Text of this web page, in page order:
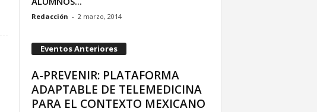
Redacción - 2 marzo, 2014
Eventos Anteriores
A-PREVENIR: PLATAFORMA
ADAPTABLE DE TELEMEDICINA
PARA EL CONTEXTO MEXICANO